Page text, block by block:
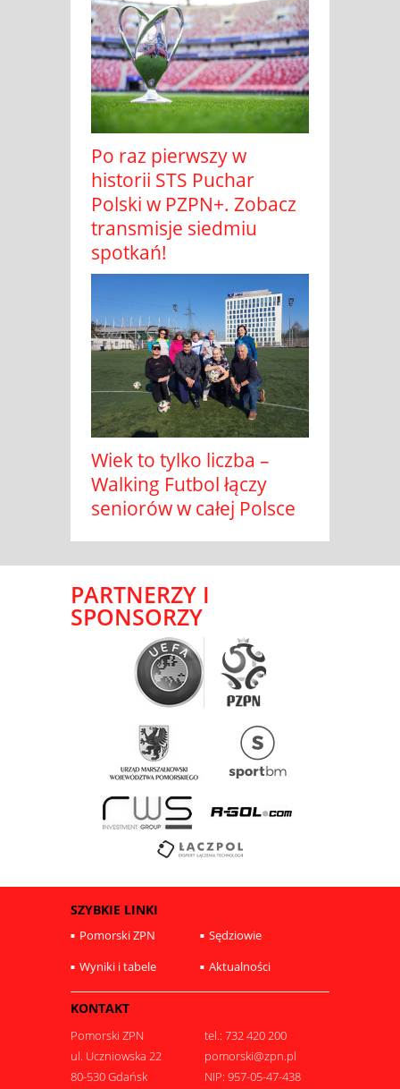
Po raz pierwszy w
historii STS Puchar
Polski w PZPN+. Zobacz
transmisje siedmiu
spotkań!
Wiek to tylko liczba –
Walking Futbol łączy
seniorów w całej Polsce
PARTNERZY I
SPONSORZY
SZYBKIE LINKI
Pomorski ZPN
Sędziowie
Wyniki i tabele
Aktualności
KONTAKT
Pomorski ZPN
tel.: 732 420 200
ul. Uczniowska 22
pomorski@zpn.pl
80-530 Gdańsk
NIP: 957-05-47-438